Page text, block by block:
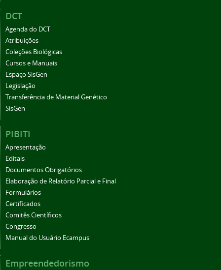
DCT
Agenda do DCT
Atribuições
Coleções Biológicas
Cursos e Manuais
Espaço SisGen
Legislação
Transferência de Material Genético
SisGen
PIBITI
Apresentação
Editais
Documentos Obrigatórios
Elaboração de Relatório Parcial e Final
Formulários
Certificados
Comitês Científicos
Congresso
Manual do Usuário Ecampus
Empreendedorismo